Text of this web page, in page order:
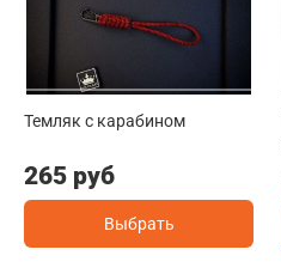
Темляк с карабином
265 руб
Выбрать